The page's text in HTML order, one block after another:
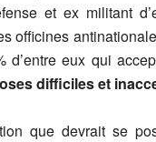
et ex militant
officines
d’entre eux qui
difficiles et
que devrait se